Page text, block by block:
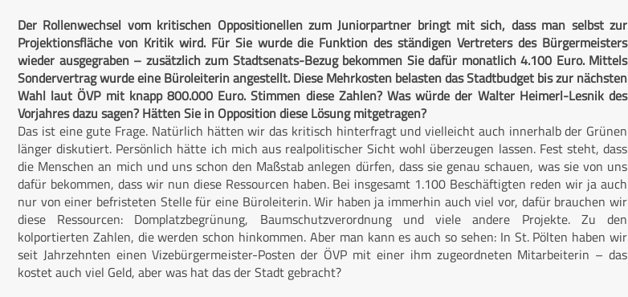
Der Rollenwechsel vom kritischen Oppositionellen zum Juniorpartner bringt mit sich, dass man selbst zur
Projektionsfläche von Kritik wird. Für Sie wurde die Funktion des ständigen Vertreters des Bürgermeisters
wieder ausgegraben – zusätzlich zum Stadtsenats-Bezug bekommen Sie dafür monatlich 4.100 Euro. Mittels
Sondervertrag wurde eine Büroleiterin angestellt. Diese Mehrkosten belasten das Stadtbudget bis zur nächsten
Wahl laut ÖVP mit knapp 800.000 Euro. Stimmen diese Zahlen? Was würde der Walter Heimerl-Lesnik des
Vorjahres dazu sagen? Hätten Sie in Opposition diese Lösung mitgetragen?
Das ist eine gute Frage. Natürlich hätten wir das kritisch hinterfragt und vielleicht auch innerhalb der Grünen
länger diskutiert. Persönlich hätte ich mich aus realpolitischer Sicht wohl überzeugen lassen. Fest steht, dass
die Menschen an mich und uns schon den Maßstab anlegen dürfen, dass sie genau schauen, was sie von uns
dafür bekommen, dass wir nun diese Ressourcen haben. Bei insgesamt 1.100 Beschäftigten reden wir ja auch
nur von einer befristeten Stelle für eine Büroleiterin. Wir haben ja immerhin auch viel vor, dafür brauchen wir
diese Ressourcen: Domplatzbegrünung, Baumschutzverordnung und viele andere Projekte. Zu den
kolportierten Zahlen, die werden schon hinkommen. Aber man kann es auch so sehen: In St. Pölten haben wir
seit Jahrzehnten einen Vizebürgermeister-Posten der ÖVP mit einer ihm zugeordneten Mitarbeiterin – das
kostet auch viel Geld, aber was hat das der Stadt gebracht?